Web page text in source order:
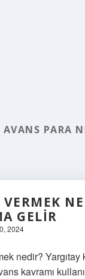
AVANS PARA
NE
GELIR
2024
nedir? Yargıtay
kavramı